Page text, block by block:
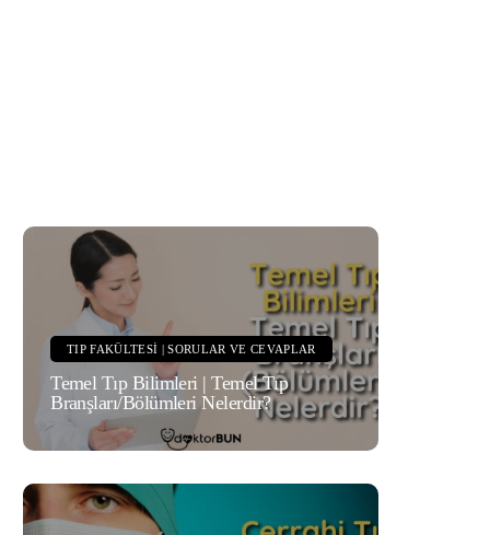
TIP FAKÜLTESI | SORULAR VE CEVAPLAR
Temel Tıp Bilimleri | Temel Tıp
Branşları/Bölümleri Nelerdir?